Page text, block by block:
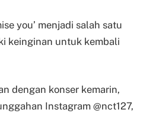
you’ menjadi salah satu
keinginan untuk kembali
dengan konser kemarin,
Instagram @nct127,